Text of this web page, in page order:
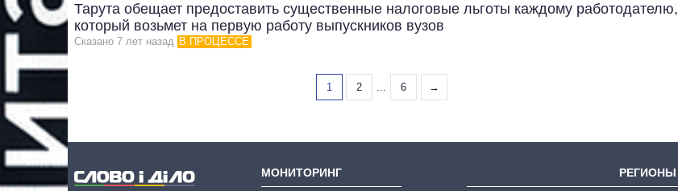
Тарута обещает предоставить существенные налоговые льготы каждому работодателю,
который возьмет на первую работу выпускников вузов
Сказано 7 лет назад В ПРОЦЕССЕ
1 2 ... 6 →
МОНИТОРИНГ РЕГИОНЫ